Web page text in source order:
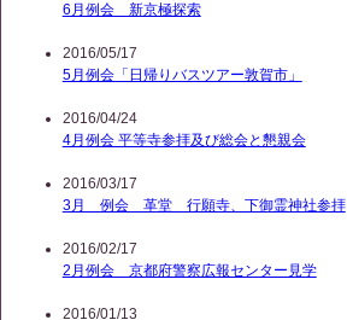
6月例会 新京極探索
2016/05/17
5月例会「日帰りバスツアー敦賀市」
2016/04/24
4月例会 平等寺参拝及び総会と懇親会
2016/03/17
3月 例会 革堂 行願寺、下御霊神社参拝
2016/02/17
2月例会 京都府警察広報センター見学
2016/01/13